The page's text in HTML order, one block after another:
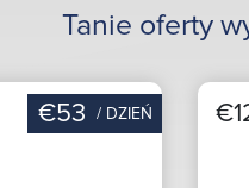
Tanie oferty
€53 / DZIEŃ